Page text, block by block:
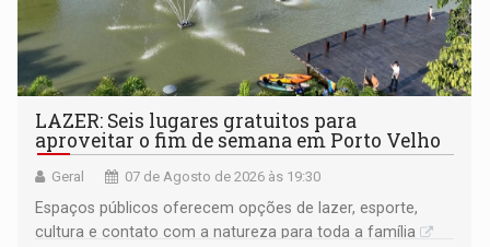
LAZER: Seis lugares gratuitos para
aproveitar o fim de semana em Porto Velho
Geral 07 de Agosto de 2026 às 19:30
Espaços públicos oferecem opções de lazer, esporte,
cultura e contato com a natureza para toda a família